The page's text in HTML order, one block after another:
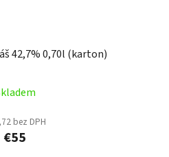
42,7% 0,70l (karton)
bez DPH
€55